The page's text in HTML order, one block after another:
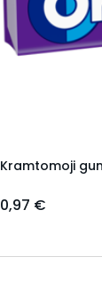
Kramtomoji
0,97 €